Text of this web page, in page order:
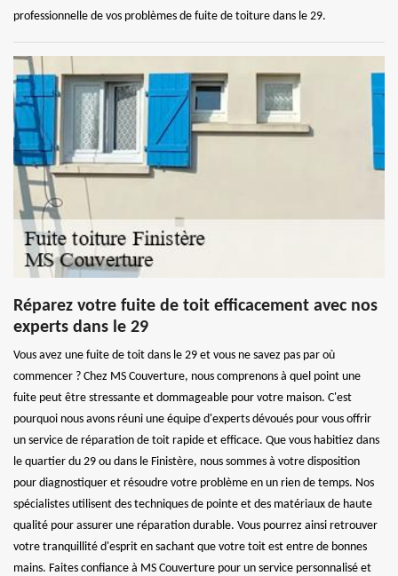
professionnelle de vos problèmes de fuite de toiture dans le 29.
Réparez votre fuite de toit efficacement avec nos
experts dans le 29
Vous avez une fuite de toit dans le 29 et vous ne savez pas par où
commencer ? Chez MS Couverture, nous comprenons à quel point une
fuite peut être stressante et dommageable pour votre maison. C'est
pourquoi nous avons réuni une équipe d'experts dévoués pour vous offrir
un service de réparation de toit rapide et efficace. Que vous habitiez dans
le quartier du 29 ou dans le Finistère, nous sommes à votre disposition
pour diagnostiquer et résoudre votre problème en un rien de temps. Nos
spécialistes utilisent des techniques de pointe et des matériaux de haute
qualité pour assurer une réparation durable. Vous pourrez ainsi retrouver
votre tranquillité d'esprit en sachant que votre toit est entre de bonnes
mains. Faites confiance à MS Couverture pour un service personnalisé et